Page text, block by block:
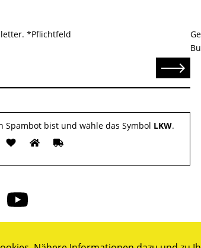
*Pflichtfeld
Senden
Spambot bist und wähle das Symbol LKW.
Folge
uns
auf